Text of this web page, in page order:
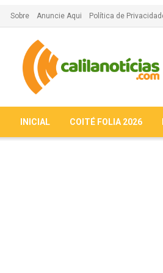
Sobre Anuncie Aqui Política de
INICIAL COITÉ FOLIA 2026